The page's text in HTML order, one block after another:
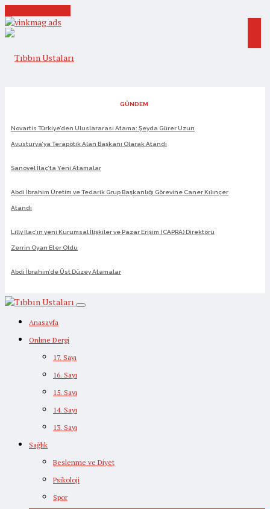
GÜNDEM
Novartis Türkiye’den Uluslararası Atama: Şeyda Gürer Uzun
Avusturya’ya Terapötik Alan Başkanı Olarak Atandı
Sanovel İlaç’ta Yeni Atamalar
Abdi İbrahim Üretim ve Tedarik Grup Başkanlığı Görevine Caner Kılınçer
Atandı
Lilly İlaç’ın yeni Kurumsal İlişkiler ve Pazar Erişim (CAPRA) Direktörü
Zerrin Oyan Eter Oldu
Abdi İbrahim’de Üst Düzey Atamalar
Anasayfa
Onlıne Dergi
17. Sayı
16. Sayı
15. Sayı
14. Sayı
13. Sayı
Sağlık
Beslenme ve Diyet
Psikoloji
Spor